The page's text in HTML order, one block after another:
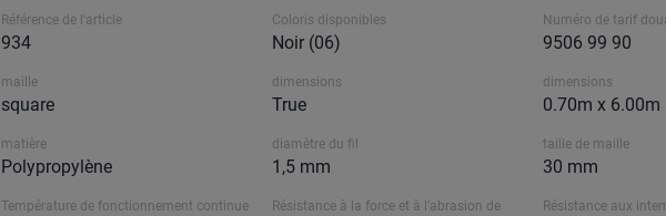
Référence de l'article
934
Coloris disponibles
Noir (06)
Numéro de tarif
9506 99 90
maille
square
dimensions
True
dimensions
0.70m x 6.00m
matière
Polypropylène
diamètre du fil
1,5 mm
taille de maille
30 mm
Température de fonctionnement continue
Résistance à la force et à l’abrasion de
Résistance aux